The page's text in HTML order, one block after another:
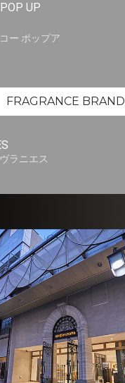
UP
ー ポップア
FRAGRANCE BRAND
ラニエス